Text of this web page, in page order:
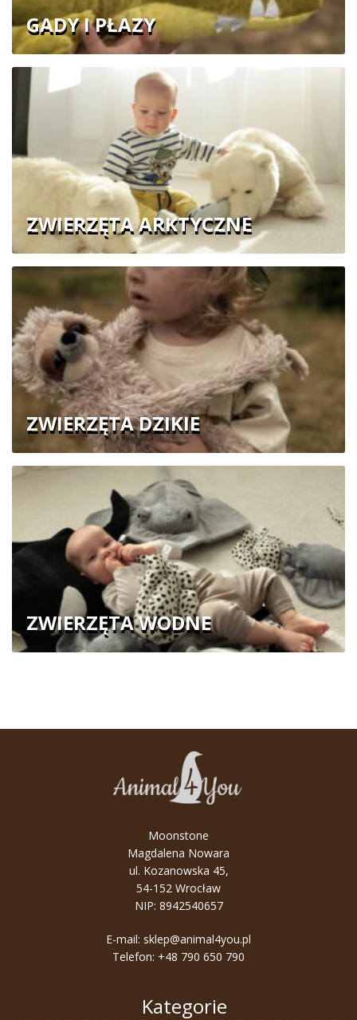
GADY I PŁAZY
ZWIERZĘTA ARKTYCZNE
ZWIERZĘTA DZIKIE
ZWIERZĘTA WODNE
Moonstone
Magdalena Nowara
ul. Kozanowska 45,
54-152 Wrocław
NIP: 8942540657
E-mail: sklep@animal4you.pl
Telefon: +48 790 650 790
Kategorie